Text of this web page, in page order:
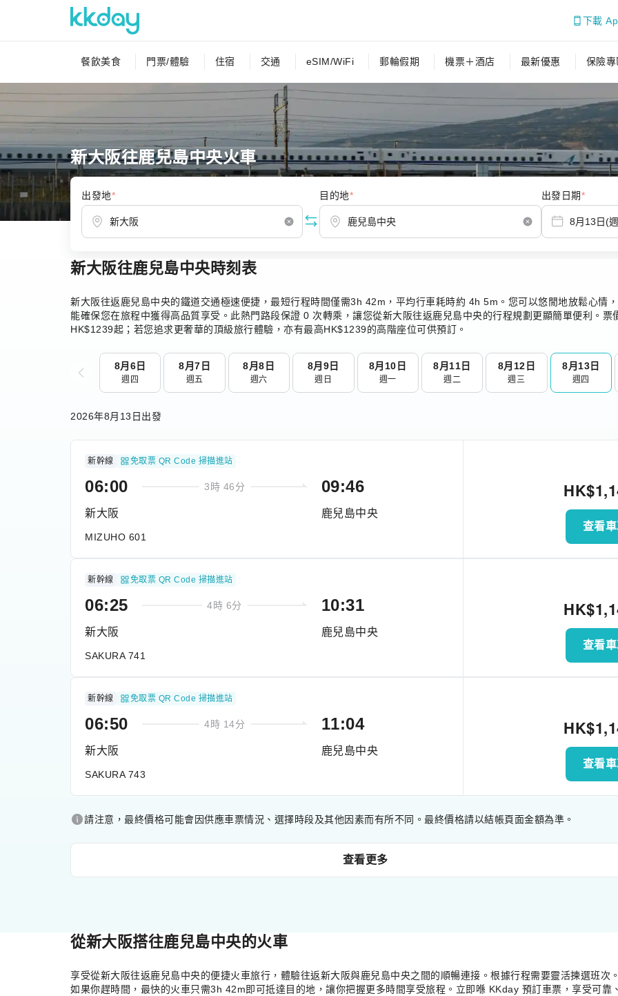
下載
餐飲美食 門票/體驗 住宿 交通 eSIM/WiFi 郵輪假期 機票＋酒店 最新優惠 保險專
新大阪往鹿兒島中央火車
出發地* 目的地* 出發日期*
首頁 日本 日本鐵路 新幹線 新大阪往鹿兒島中央火車
新大阪往鹿兒島中央時刻表
新大阪往返鹿兒島中央的鐵道交通極速便捷，最短行程時間僅需3h 42m，平均行車耗時約 4h 5m。您可以悠閒地放鬆心情
能確保您在旅程中獲得高品質享受。此熱門路段保證 0 次轉乘，讓您從新大阪往返鹿兒島中央的行程規劃更顯簡單便利。
HK$1239起；若您追求更奢華的頂級旅行體驗，亦有最高HK$1239的高階座位可供預訂。
8月6日
週四
8月7日
週五
8月8日
週六
8月9日
週日
8月10日
週一
8月11日
週二
8月12日
週三
8月13日
週四
1
2026年8月13日出發
新幹線 免取票 QR Code 掃描進站
06:00 3時 46分
新大阪
09:46
鹿兒島中央
MIZUHO 601
HK$
查看
新幹線 免取票 QR Code 掃描進站
06:25 4時 6分
新大阪
10:31
鹿兒島中央
SAKURA 741
HK$
查看
新幹線 免取票 QR Code 掃描進站
06:50 4時 14分
新大阪
11:04
鹿兒島中央
SAKURA 743
HK$
查看
請注意，最終價格可能會因供應車票情況、選擇時段及其他因素而有所不同。最終價格請以結帳頁面金額為準。
查看更多
從新大阪搭往鹿兒島中央的火車
享受從新大阪往返鹿兒島中央的便捷火車旅行，體驗往返新大阪與鹿兒島中央之間的順暢連接。根據行程需要靈活揀選班次
如果你趕時間，最快的火車只需3h 42m即可抵達目的地，讓你把握更多時間享受旅程。立即喺 KKday 預訂車票，享受可靠